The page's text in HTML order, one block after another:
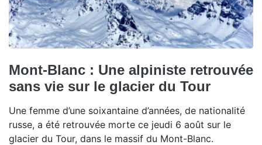
Mont-Blanc : Une alpiniste retrouvée
sans vie sur le glacier du Tour
Une femme d’une soixantaine d’années, de nationalité
russe, a été retrouvée morte ce jeudi 6 août sur le
glacier du Tour, dans le massif du Mont-Blanc.